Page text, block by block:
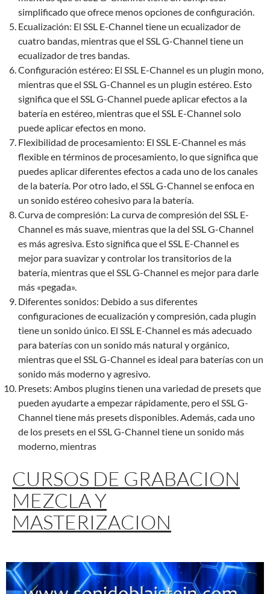
simplificado que ofrece menos opciones de configuración.
Ecualización: El SSL E-Channel tiene un ecualizador de
cuatro bandas, mientras que el SSL G-Channel tiene un
ecualizador de tres bandas.
Configuración estéreo: El SSL E-Channel es un plugin mono,
mientras que el SSL G-Channel es un plugin estéreo. Esto
significa que el SSL G-Channel puede aplicar efectos a la
batería en estéreo, mientras que el SSL E-Channel solo
puede aplicar efectos en mono.
Flexibilidad de procesamiento: El SSL E-Channel es más
flexible en términos de procesamiento, lo que significa que
puedes aplicar diferentes efectos a cada uno de los canales
de la batería. Por otro lado, el SSL G-Channel se enfoca en
un sonido estéreo cohesivo para la batería.
Curva de compresión: La curva de compresión del SSL E-
Channel es más suave, mientras que la del SSL G-Channel
es más agresiva. Esto significa que el SSL E-Channel es
mejor para suavizar y controlar los transitorios de la
batería, mientras que el SSL G-Channel es mejor para darle
más «pegada».
Diferentes sonidos: Debido a sus diferentes
configuraciones de ecualización y compresión, cada plugin
tiene un sonido único. El SSL E-Channel es más adecuado
para baterías con un sonido más natural y orgánico,
mientras que el SSL G-Channel es ideal para baterías con un
sonido más moderno y agresivo.
Presets: Ambos plugins tienen una variedad de presets que
pueden ayudarte a empezar rápidamente, pero el SSL G-
Channel tiene más presets disponibles. Además, cada uno
de los presets en el SSL G-Channel tiene un sonido más
moderno, mientras
CURSOS DE GRABACION
MEZCLA Y
MASTERIZACION